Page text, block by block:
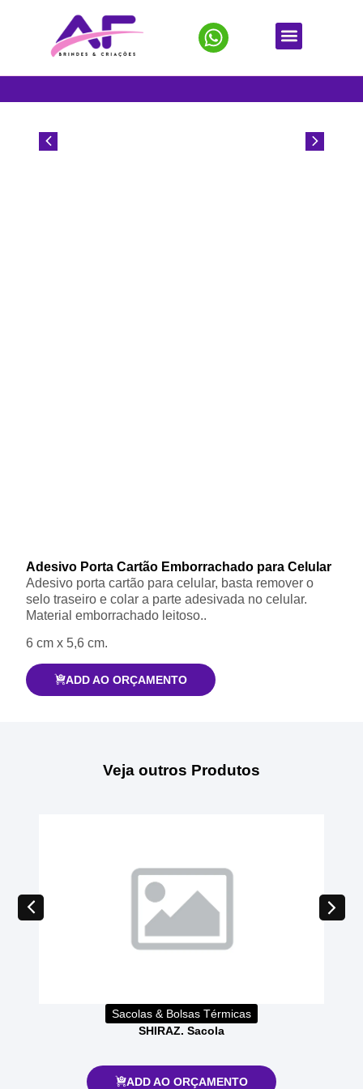
Adesivo Porta Cartão Emborrachado para Celular
Adesivo porta cartão para celular, basta remover o
selo traseiro e colar a parte adesivada no celular.
Material emborrachado leitoso..
6 cm x 5,6 cm.
ADD AO ORÇAMENTO
Veja outros Produtos
Sacolas & Bolsas Térmicas
SHIRAZ. Sacola
ADD AO ORÇAMENTO